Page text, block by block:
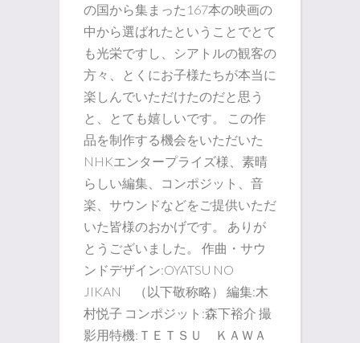
の国から集まった167本の映画の
中から選ばれたということでとて
も光栄ですし、シアトルの観客の
方々、とくにお子様たちが本当に
楽しんでいただけたのだと思う
と、とても嬉しいです。 この作
品を制作する機会をいただいた
NHKエンタープライズ様、素晴
らしい編集、コンポジット、音
楽、サウンドなどをご提供いただ
いた皆様のおかげです。 ありが
とうございました。 作曲・サウ
ンドデザイン:OYATSU NO
JIKAN （以下敬称略） 編集:木
村悦子 コンポジット:森下裕介 撮
影用特機:ＴＥＴＳＵ ＫＡＷＡ